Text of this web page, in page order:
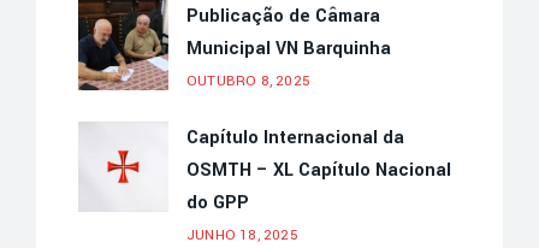
Publicação de Câmara
Municipal VN Barquinha
OUTUBRO 8, 2025
Capítulo Internacional da
OSMTH – XL Capítulo Nacional
do GPP
JUNHO 18, 2025